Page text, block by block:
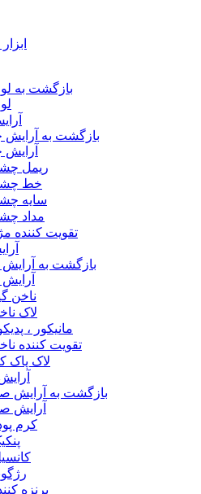
بازگشت به
بازگشت به
ریمل
خط
سایه
مداد
تقویت کننده
بازگشت به آرایش
ناخن
لاک
مانیکور ،
تقویت کننده
لاک پاک
بازگشت به آرایش
آرایش
کرم
برنزه